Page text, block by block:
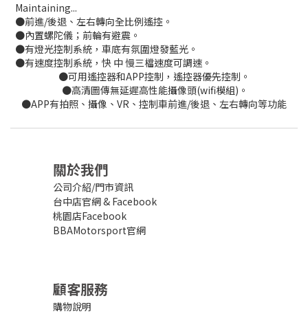
Maintaining...
●前進/後退、左右轉向全比例遙控。
●內置螺陀儀；前輪有避震。
●有燈光控制系統，車底有氛圍燈發藍光。
●有速度控制系統，快 中 慢三檔速度可調速。
●可用遙控器和APP控制，遙控器優先控制。
●高清圖傳無延遲高性能攝像頭(wifi模組)。
●APP有拍照、攝像、VR、控制車前進/後退、左右轉向等功能
關於我們
公司介紹/門市資訊
台中店官網& Facebook
桃園店Facebook
BBAMotorsport官網
顧客服務
購物說明